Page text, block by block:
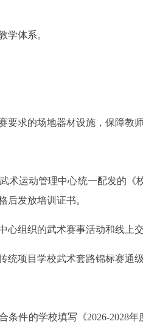
体系。
求的场地器材设施，保障教师
运动管理中心统一配发的《
后发放培训证书。
组织的武术赛事活动和线上交
项目学校武术套路锦标赛通级
的学校填写《2026-2028年